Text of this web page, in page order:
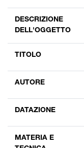
DESCRIZIONE
DELL'OGGETTO
TITOLO
AUTORE
DATAZIONE
MATERIA E